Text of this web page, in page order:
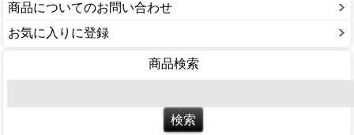
商品についてのお問い合わせ
お気に入りに登録
商品検索